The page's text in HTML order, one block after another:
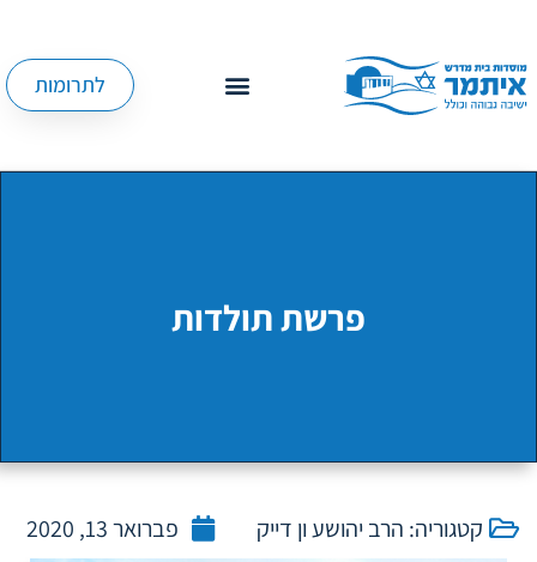
לתרומות
פרשת תולדות
קטגוריה: הרב יהושע ון דייק פברואר 13, 2020